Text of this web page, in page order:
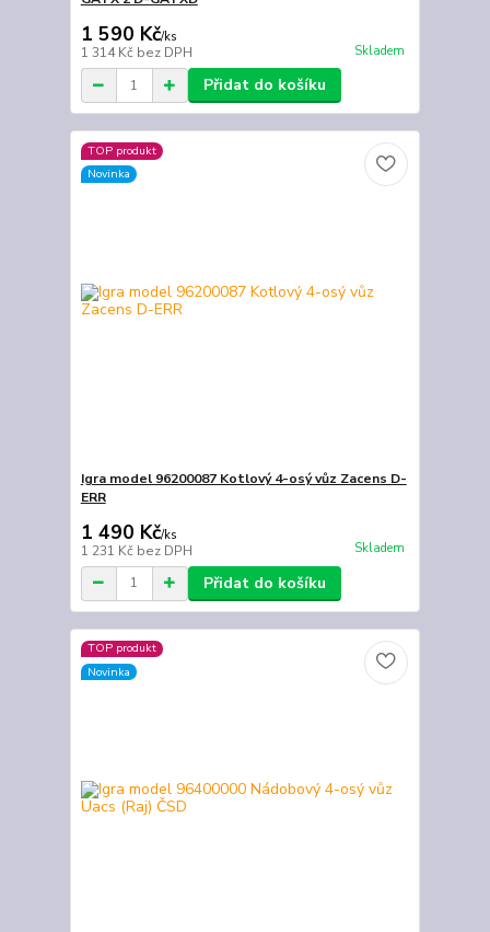
1 590 Kč/ks
1 314 Kč bez DPH Skladem
Přidat do košíku
TOP produkt
Novinka
Igra model 96200087 Kotlový 4-osý vůz Zacens D-
ERR
1 490 Kč/ks
1 231 Kč bez DPH Skladem
Přidat do košíku
TOP produkt
Novinka